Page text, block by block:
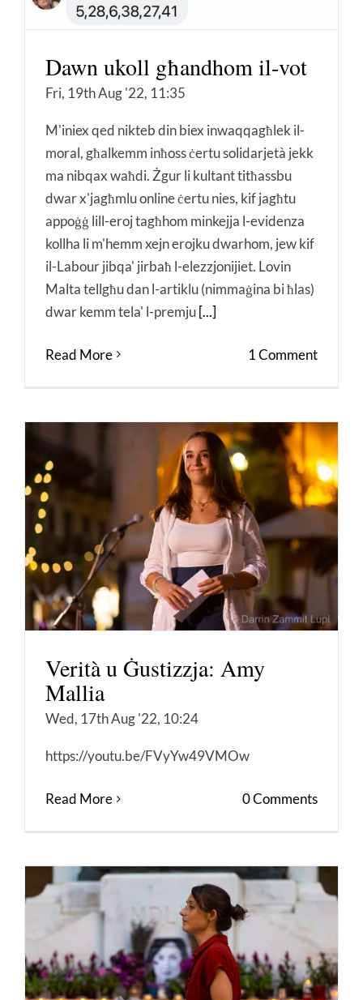
Dawn ukoll għandhom il-vot
Fri, 19th Aug '22, 11:35
M'iniex qed nikteb din biex inwaqqagħlek il-
moral, għalkemm inħoss ċertu solidarjetà jekk
ma nibqax waħdi. Żgur li kultant titħassbu
dwar x'jagħmlu online ċertu nies, kif jagħtu
appoġġ lill-eroj tagħhom minkejja l-evidenza
kollha li m'hemm xejn erojku dwarhom, jew kif
il-Labour jibqa' jirbaħ l-elezzjonijiet. Lovin
Malta tellgħu dan l-artiklu (nimmaġina bi ħlas)
dwar kemm tela' l-premju [...]
Read More 1 Comment
Verità u Ġustizzja: Amy
Mallia
Wed, 17th Aug '22, 10:24
https://youtu.be/FVyYw49VMOw
Read More 0 Comments